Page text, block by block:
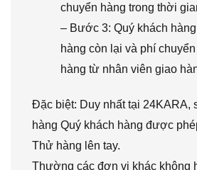
chuyển hàng trong thời
– Bước 3: Quý khách
hàng còn lại và phí
hàng từ nhân viên giao
Đặc biệt: Duy nhất tại 24KARA,
hàng Quý khách hàng được
Thử hàng lên tay.
Thường các đơn vị khác không